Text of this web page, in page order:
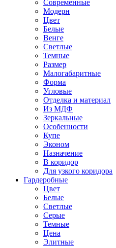
Современные
Модерн
Цвет
Белые
Венге
Светлые
Темные
Размер
Малогабаритные
Форма
Угловые
Отделка и материал
Из МДФ
Зеркальные
Особенности
Купе
Эконом
Назначение
В коридор
Для узкого коридора
Гардеробные
Цвет
Белые
Светлые
Серые
Темные
Цена
Элитные